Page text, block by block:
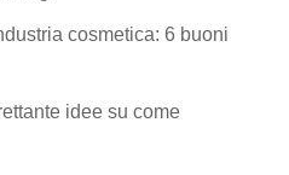
cosmetica: 6 buoni
idee su come